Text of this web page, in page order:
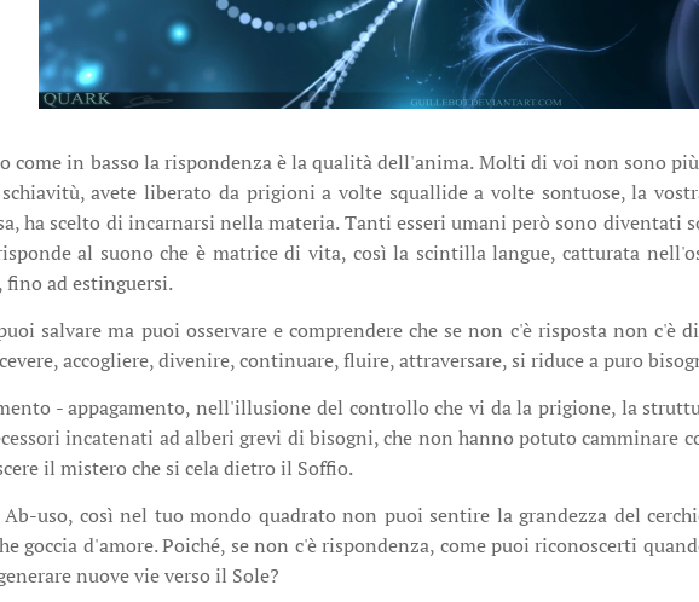
come in basso la rispondenza è la qualità dell'anima. Molti di voi non sono
avete liberato da prigioni a volte squallide a volte sontuose, la
ha scelto di incarnarsi nella materia. Tanti esseri umani però sono diventati
al suono che è matrice di vita, così la scintilla langue, catturata
fino ad estinguersi.
salvare ma puoi osservare e comprendere che se non c'è risposta non c'è
accogliere, divenire, continuare, fluire, attraversare, si riduce a puro
- appagamento, nell'illusione del controllo che vi da la prigione, la
incatenati ad alberi grevi di bisogni, che non hanno potuto camminare
il mistero che si cela dietro il Soffio.
Ab-uso, così nel tuo mondo quadrato non puoi sentire la grandezza del
goccia d'amore. Poiché, se non c'è rispondenza, come puoi riconoscerti
nuove vie verso il Sole?